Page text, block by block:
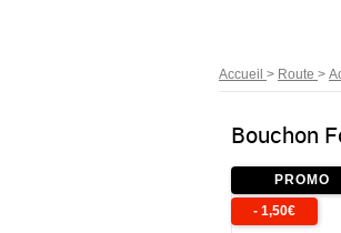
Accueil > Route >
Bouchon
PROMO
- 1,50€